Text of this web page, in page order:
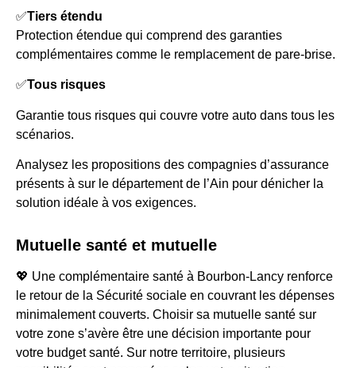
✅Tiers étendu
Protection étendue qui comprend des garanties
complémentaires comme le remplacement de pare-brise.
✅Tous risques
Garantie tous risques qui couvre votre auto dans tous les
scénarios.
Analysez les propositions des compagnies d’assurance
présents à sur le département de l’Ain pour dénicher la
solution idéale à vos exigences.
Mutuelle santé et mutuelle
💖 Une complémentaire santé à Bourbon-Lancy renforce
le retour de la Sécurité sociale en couvrant les dépenses
minimalement couverts. Choisir sa mutuelle santé sur
votre zone s’avère être une décision importante pour
votre budget santé. Sur notre territoire, plusieurs